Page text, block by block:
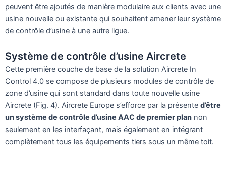
peuvent être ajoutés de manière modulaire aux clients avec une
usine nouvelle ou existante qui souhaitent amener leur système
de contrôle d’usine à une autre ligue.
Système de contrôle d’usine Aircrete
Cette première couche de base de la solution Aircrete In
Control 4.0 se compose de plusieurs modules de contrôle de
zone d’usine qui sont standard dans toute nouvelle usine
Aircrete (Fig. 4). Aircrete Europe s’efforce par la présente d’être
un système de contrôle d’usine AAC de premier plan non
seulement en les interfaçant, mais également en intégrant
complètement tous les équipements tiers sous un même toit.